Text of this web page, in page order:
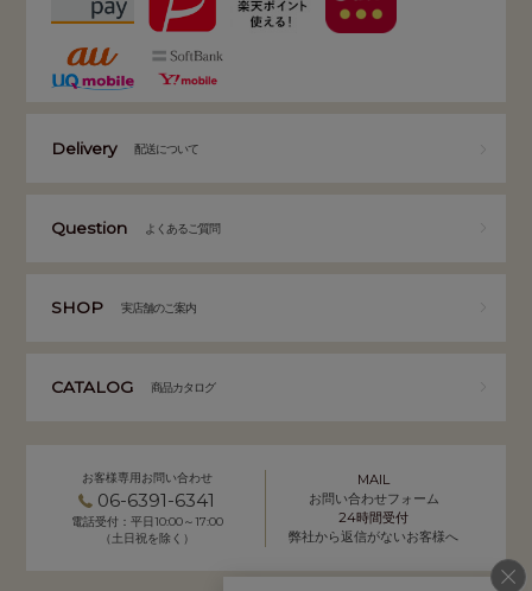
Delivery 配送について
Question よくあるご質問
SHOP 実店舗のご案内
CATALOG 商品カタログ
お客様専用お問い合わせ
06-6391-6341
電話受付：平日10:00～17:00
（土日祝を除く）
MAIL
お問い合わせフォーム
24時間受付
弊社から返信がないお客様へ